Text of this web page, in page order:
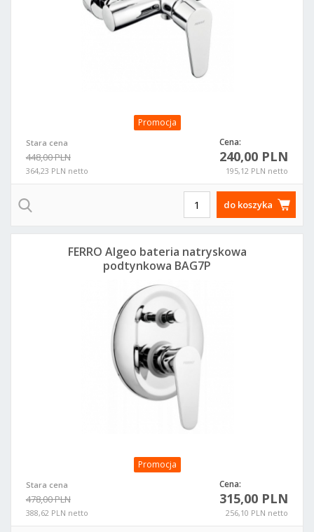
Promocja
Stara cena
448,00 PLN
364,23 PLN netto
Cena:
240,00 PLN
195,12 PLN netto
do koszyka
Promocja
Stara cena
478,00 PLN
388,62 PLN netto
Cena:
315,00 PLN
256,10 PLN netto
FERRO Algeo bateria natryskowa
podtynkowa BAG7P